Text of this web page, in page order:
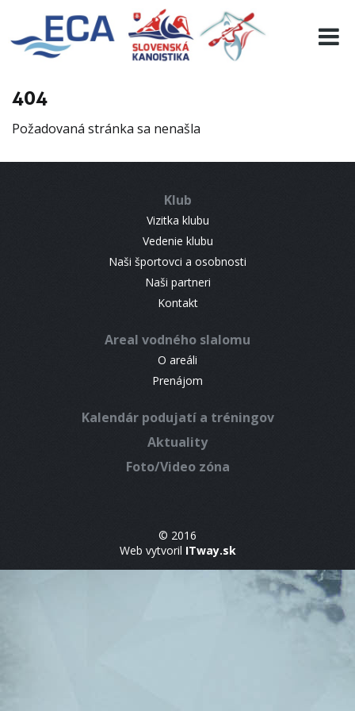
404
Požadovaná stránka sa nenašla
Klub
Vizitka klubu
Vedenie klubu
Naši športovci a osobnosti
Naši partneri
Kontakt
Areal vodného slalomu
O areáli
Prenájom
Kalendár podujatí a tréningov
Aktuality
Foto/Video zóna
© 2016
Web vytvoril ITway.sk
EURO 19
INFO
RESULTS
CONTACT